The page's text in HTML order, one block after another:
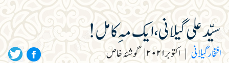
سیّدعلی گیلانی، ایک مہِ کامل!
افتخار گیلانی اکتوبر ۲۰۲۱ | گوشۂ خاص